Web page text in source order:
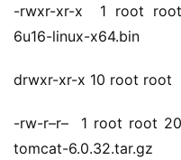
问
社
优
登录
-rwxr-xr-x  1 root
6u16-linux-x64.bin
drwxr-xr-x 10 root root
-rw-r–r–  1 root root
tomcat-6.0.32.tar.gz